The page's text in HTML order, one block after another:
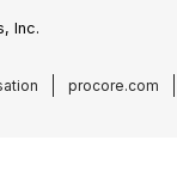
Inc.
procore.com